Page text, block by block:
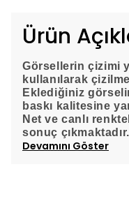
Ürün
Görsellerin çizimi
kullanılarak
Eklediğiniz
baskı kalitesine
Net ve canlı
sonuç çıkmaktadır.
Devamını Göster